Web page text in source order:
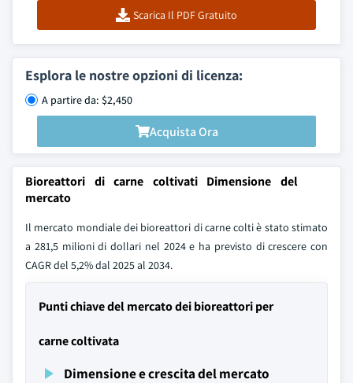
Scarica Il PDF Gratuito
Esplora le nostre opzioni di licenza:
A partire da: $2,450
Acquista Ora
Bioreattori di carne coltivati Dimensione del
mercato
Il mercato mondiale dei bioreattori di carne colti è stato stimato
a 281,5 milioni di dollari nel 2024 e ha previsto di crescere con
CAGR del 5,2% dal 2025 al 2034.
Punti chiave del mercato dei bioreattori per
carne coltivata
Dimensione e crescita del mercato